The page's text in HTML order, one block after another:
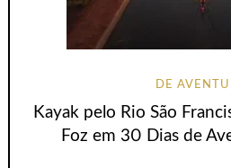
DE
Kayak pelo Rio São
Foz em 30 Dias de